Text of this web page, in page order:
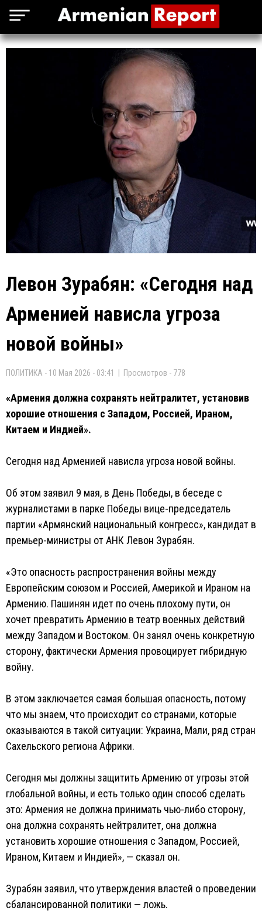
Левон Зурабян: «Сегодня над
Арменией нависла угроза
новой войны»
ПОЛИТИКА - 10 Мая 2026 - 03:41 | Просмотров - 778
«Армения должна сохранять нейтралитет, установив
хорошие отношения с Западом, Россией, Ираном,
Китаем и Индией».
Сегодня над Арменией нависла угроза новой войны.
Об этом заявил 9 мая, в День Победы, в беседе с
журналистами в парке Победы вице-председатель
партии «Армянский национальный конгресс», кандидат в
премьер-министры от АНК Левон Зурабян.
«Это опасность распространения войны между
Европейским союзом и Россией, Америкой и Ираном на
Армению. Пашинян идет по очень плохому пути, он
хочет превратить Армению в театр военных действий
между Западом и Востоком. Он занял очень конкретную
сторону, фактически Армения провоцирует гибридную
войну.
В этом заключается самая большая опасность, потому
что мы знаем, что происходит со странами, которые
оказываются в такой ситуации: Украина, Мали, ряд стран
Сахельского региона Африки.
Сегодня мы должны защитить Армению от угрозы этой
глобальной войны, и есть только один способ сделать
это: Армения не должна принимать чью-либо сторону,
она должна сохранять нейтралитет, она должна
установить хорошие отношения с Западом, Россией,
Ираном, Китаем и Индией», — сказал он.
Зурабян заявил, что утверждения властей о проведении
сбалансированной политики — ложь.